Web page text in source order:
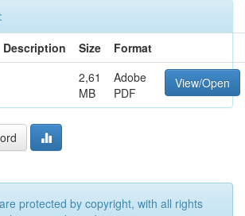
Description Size
Format
2,61
MB
Adobe
PDF
View/Open
protected by copyright, with all rights